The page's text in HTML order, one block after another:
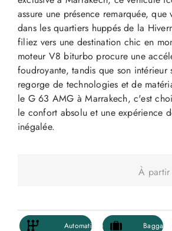
assure une présence remarquée,
dans les quartiers huppés de la
filiez vers une destination chic en
moteur V8 biturbo procure une
foudroyante, tandis que son intérieur
regorge de technologies et de
le G 63 AMG à Marrakech, c'est
le confort absolu et une expérience
inégalée.
À